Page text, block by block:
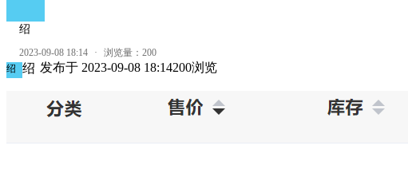
绍
2023-09-08 18:14 · 浏览量： 200
绍
绍 发布于 2023-09-08 18:14200浏览